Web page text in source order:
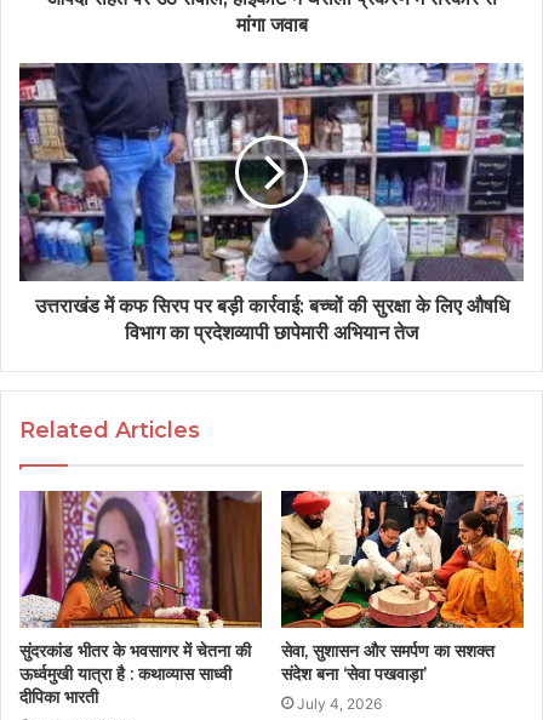
मांगा जवाब
उत्तराखंड में कफ सिरप पर बड़ी कार्रवाई: बच्चों की सुरक्षा के लिए औषधि
विभाग का प्रदेशव्यापी छापेमारी अभियान तेज
Related Articles
सुंदरकांड भीतर के भवसागर में चेतना की
ऊर्ध्वमुखी यात्रा है : कथाव्यास साध्वी
दीपिका भारती
सेवा, सुशासन और समर्पण का सशक्त
संदेश बना ‘सेवा पखवाड़ा’
July 4, 2026